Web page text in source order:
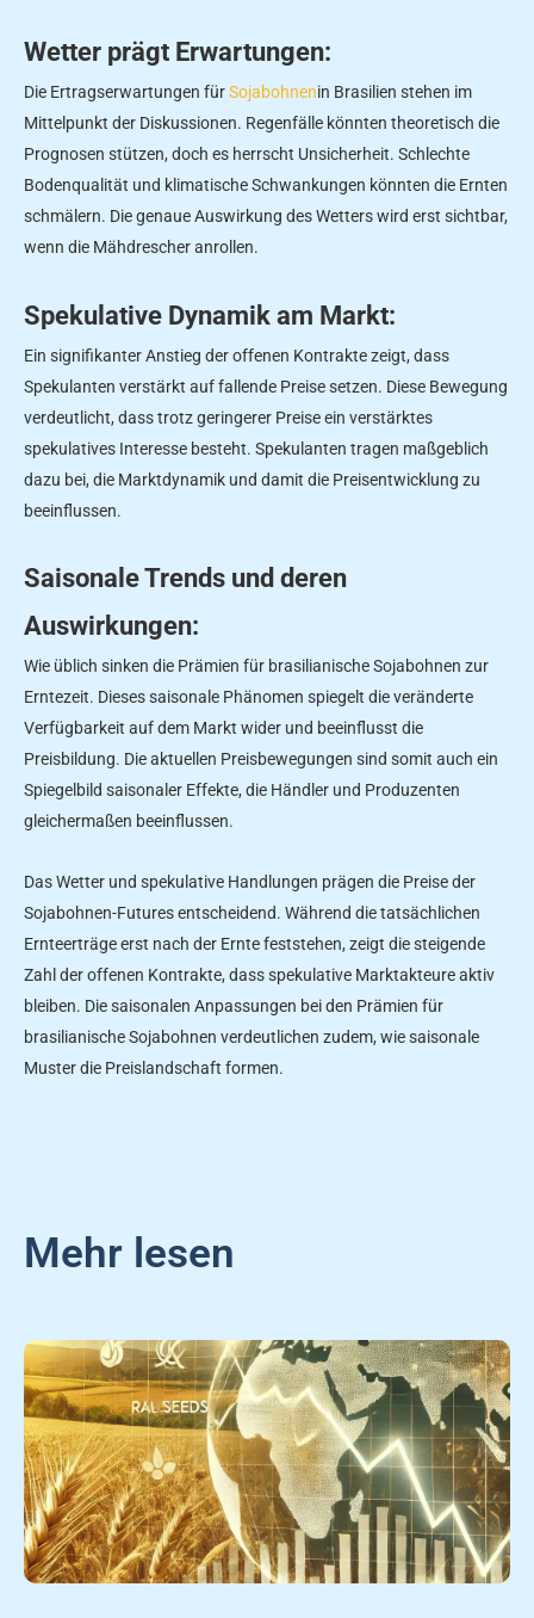
Wetter prägt Erwartungen:
Die Ertragserwartungen fürSojabohnenin Brasilien stehen im
Mittelpunkt der Diskussionen. Regenfälle könnten theoretisch die
Prognosen stützen, doch es herrscht Unsicherheit. Schlechte
Bodenqualität und klimatische Schwankungen könnten die Ernten
schmälern. Die genaue Auswirkung des Wetters wird erst sichtbar,
wenn die Mähdrescher anrollen.
Spekulative Dynamik am Markt:
Ein signifikanter Anstieg der offenen Kontrakte zeigt, dass
Spekulanten verstärkt auf fallende Preise setzen. Diese Bewegung
verdeutlicht, dass trotz geringerer Preise ein verstärktes
spekulatives Interesse besteht. Spekulanten tragen maßgeblich
dazu bei, die Marktdynamik und damit die Preisentwicklung zu
beeinflussen.
Saisonale Trends und deren
Auswirkungen:
Wie üblich sinken die Prämien für brasilianische Sojabohnen zur
Erntezeit. Dieses saisonale Phänomen spiegelt die veränderte
Verfügbarkeit auf dem Markt wider und beeinflusst die
Preisbildung. Die aktuellen Preisbewegungen sind somit auch ein
Spiegelbild saisonaler Effekte, die Händler und Produzenten
gleichermaßen beeinflussen.
Das Wetter und spekulative Handlungen prägen die Preise der
Sojabohnen-Futures entscheidend. Während die tatsächlichen
Ernteerträge erst nach der Ernte feststehen, zeigt die steigende
Zahl der offenen Kontrakte, dass spekulative Marktakteure aktiv
bleiben. Die saisonalen Anpassungen bei den Prämien für
brasilianische Sojabohnen verdeutlichen zudem, wie saisonale
Muster die Preislandschaft formen.
Mehr lesen